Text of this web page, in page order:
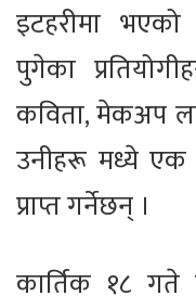
इटहरीमा
पुगेका
कविता, मेकअप
उनीहरू मध्ये एक
प्राप्त गर्नेछन् ।
कार्तिक १८ गते